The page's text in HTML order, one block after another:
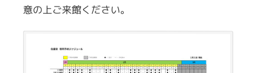
意の上ご来館ください。